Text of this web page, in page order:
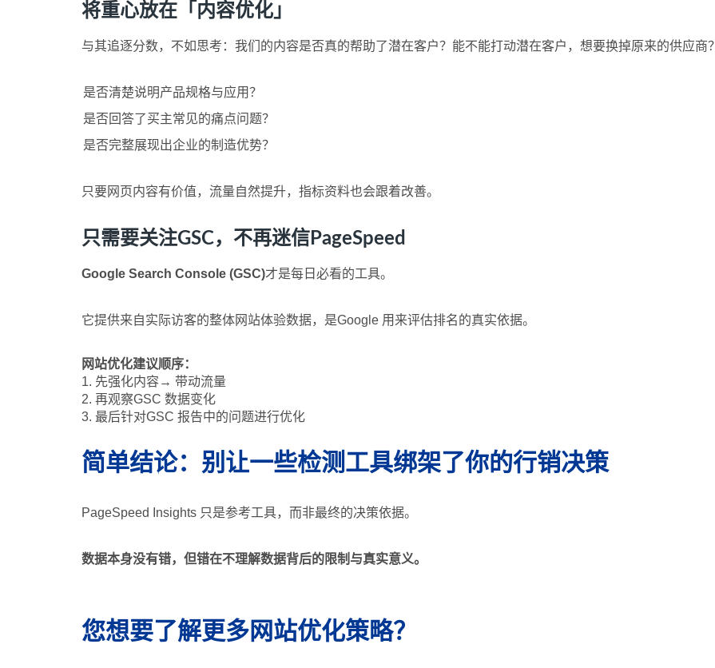
将重心放在「内容优化」
与其追逐分数，不如思考：我们的内容是否真的帮助了潜在客户？能不能打动潜在客户，想要换掉原来的供应商？
是否清楚说明产品规格与应用？
是否回答了买主常见的痛点问题？
是否完整展现出企业的制造优势？
只要网页内容有价值，流量自然提升，指标资料也会跟着改善。
只需要关注GSC，不再迷信PageSpeed
Google Search Console (GSC)才是每日必看的工具。
它提供来自实际访客的整体网站体验数据，是Google 用来评估排名的真实依据。
网站优化建议顺序：
1. 先强化内容→ 带动流量
2. 再观察GSC 数据变化
3. 最后针对GSC 报告中的问题进行优化
简单结论：别让一些检测工具绑架了你的行销决策
PageSpeed Insights 只是参考工具，而非最终的决策依据。
数据本身没有错，但错在不理解数据背后的限制与真实意义。
您想要了解更多网站优化策略？